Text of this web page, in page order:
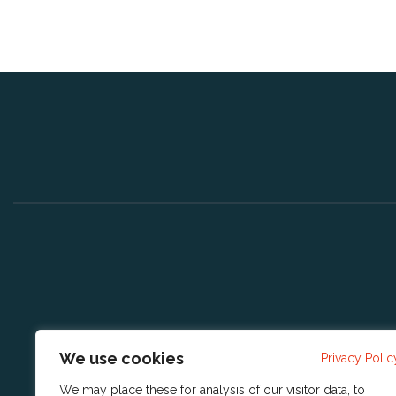
We use cookies Privacy
We may place these for analysis of our visitor data, to